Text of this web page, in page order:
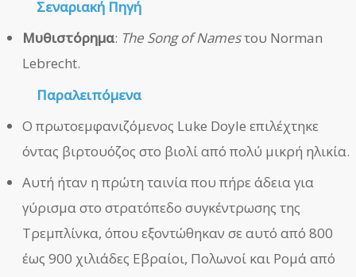
Σεναριακή Πηγή
Μυθιστόρημα: The Song of Namesτου Norman
Lebrecht.
Παραλειπόμενα
Ο πρωτοεμφανιζόμενος Luke Doyle επιλέχτηκε
όντας βιρτουόζος στο βιολί από πολύ μικρή ηλικία.
Αυτή ήταν η πρώτη ταινία που πήρε άδεια για
γύρισμα στο στρατόπεδο συγκέντρωσης της
Τρεμπλίνκα, όπου εξοντώθηκαν σε αυτό από 800
έως 900 χιλιάδες Εβραίοι, Πολωνοί και Ρομά από